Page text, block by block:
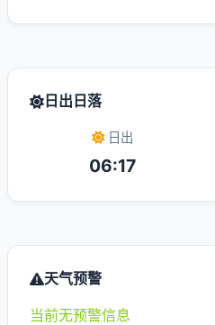
日出日落
日出
06:17
天气预警
当前无预警信息